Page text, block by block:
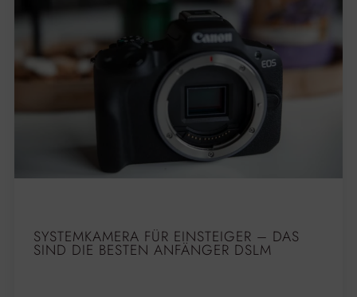
SYSTEMKAMERA FÜR EINSTEIGER – DAS
SIND DIE BESTEN ANFÄNGER DSLM